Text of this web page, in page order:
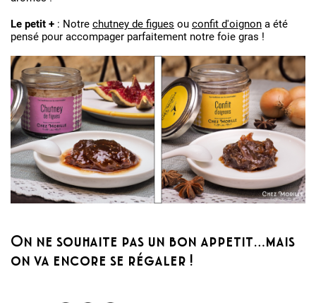
Le petit + : Notre chutney de figues ou confit d'oignon a été
pensé pour accompager parfaitement notre foie gras !
On ne souhaite pas un bon appetit…mais
on va encore se régaler !